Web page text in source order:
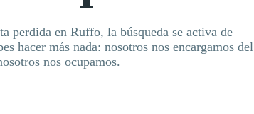
perdida en Ruffo, la búsqueda se activa de
hacer más nada: nosotros nos encargamos del
nos ocupamos.